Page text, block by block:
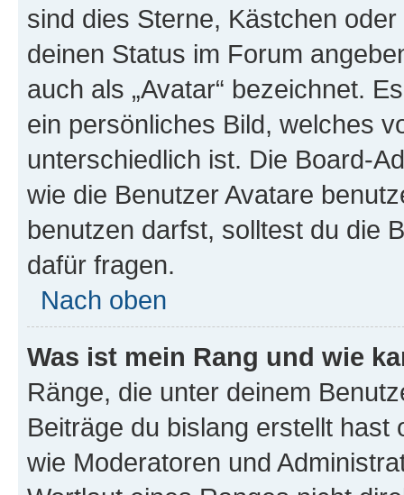
sind dies Sterne, Kästchen
deinen Status im Forum
auch als „Avatar“ bezeichnet.
ein persönliches Bild, welches
unterschiedlich ist. Die Board-
wie die Benutzer Avatare
benutzen darfst, solltest du die
dafür fragen.
Nach oben
Was ist mein Rang und wie
Ränge, die unter deinem
Beiträge du bislang erstellt
wie Moderatoren und